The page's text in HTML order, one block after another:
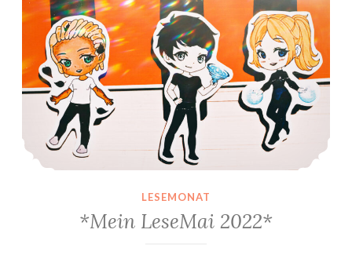
LESEMONAT
*Mein LeseMai 2022*